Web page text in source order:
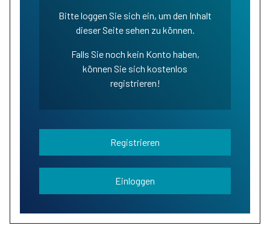
Bitte loggen Sie sich ein, um den Inhalt
dieser Seite sehen zu können.
Falls Sie noch kein Konto haben,
können Sie sich kostenlos
registrieren!
Registrieren
Einloggen